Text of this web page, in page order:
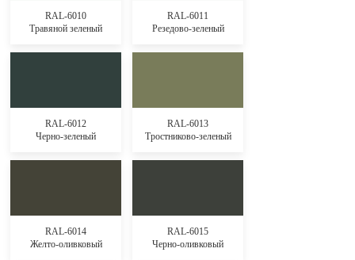
RAL-6010
Травяной зеленый
RAL-6011
Резедово-зеленый
RAL-6012
Черно-зеленый
RAL-6013
Тростниково-зеленый
RAL-6014
Желто-оливковый
RAL-6015
Черно-оливковый